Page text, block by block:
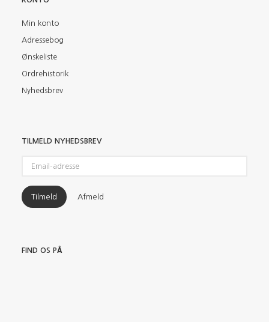
Min konto
Adressebog
Ønskeliste
Ordrehistorik
Nyhedsbrev
TILMELD NYHEDSBREV
adresse
Tilmeld Afmeld
FIND OS PÅ